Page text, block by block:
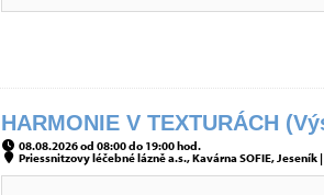
HARMONIE V TEXTURÁCH
08.08.2026 od 08:00 do 19:00 hod.
Priessnitzovy léčebné lázně a.s., Kavárna SOFIE, Jeseník |